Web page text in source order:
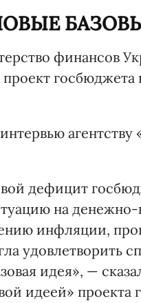
финансов
госбюджета
дефицит
на
инфляции,
удовлетворить
идея», —
идеей» проекта